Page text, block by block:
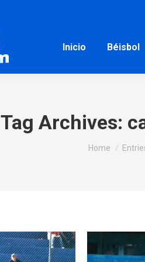
Inicio Béisbol
Tag Archives:
You are here:
Home